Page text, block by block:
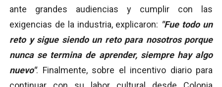
ante grandes audiencias y cumplir con las
exigencias de la industria, explicaron: "Fue todo un
reto y sigue siendo un reto para nosotros porque
nunca se termina de aprender, siempre hay algo
nuevo". Finalmente, sobre el incentivo diario para